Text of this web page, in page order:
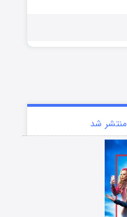
منتشر شد